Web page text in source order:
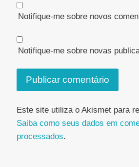
Notifique-me sobre novos
Notifique-me sobre novas
Este site utiliza o Akismet para
Saiba como seus dados em
processados.